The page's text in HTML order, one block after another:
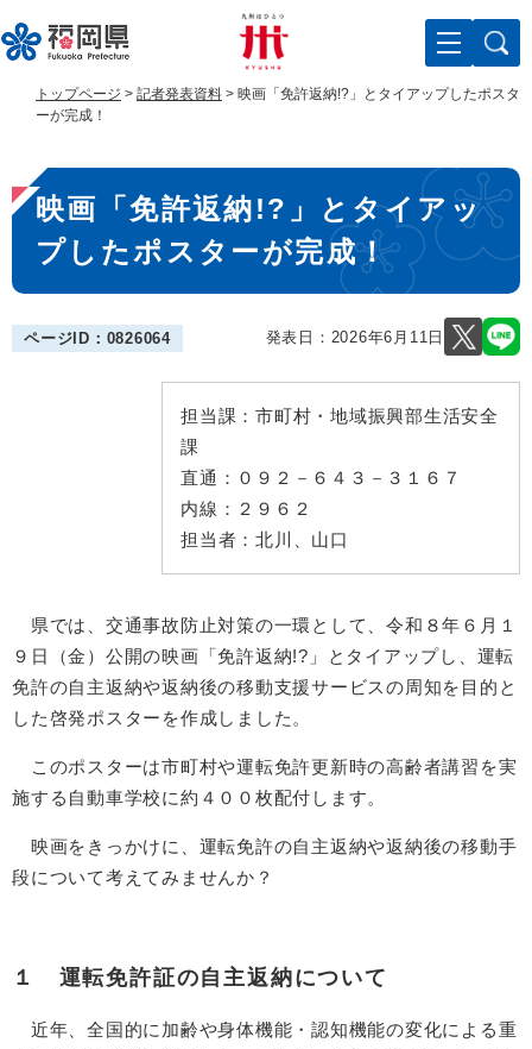
ー
ジ
す
。
ニ
ュ
し
て
へ
トップページ > 記者発表資料 > 映画「免許返納!?」とタイアップしたポスタ
ーが完成！
本
文
映画「免許返納!?」とタイアッ
プしたポスターが完成！
ページID：0826064 発表日： 2026年6月11日
担当課： 市町村・地域振興部生活安全
課
直通： ０９２－６４３－３１６７
内線： ２９６２
担当者： 北川、山口
県では、交通事故防止対策の一環として、令和８年６月１
９日（金）公開の映画「免許返納!?」とタイアップし、運転
免許の自主返納や返納後の移動支援サービスの周知を目的と
した啓発ポスターを作成しました。
このポスターは市町村や運転免許更新時の高齢者講習を実
施する自動車学校に約４００枚配付します。
映画をきっかけに、運転免許の自主返納や返納後の移動手
段について考えてみませんか？
１ 運転免許証の自主返納について
近年、全国的に加齢や身体機能・認知機能の変化による重